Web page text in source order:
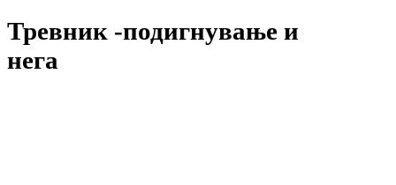
Тревник -подигнување и
нега